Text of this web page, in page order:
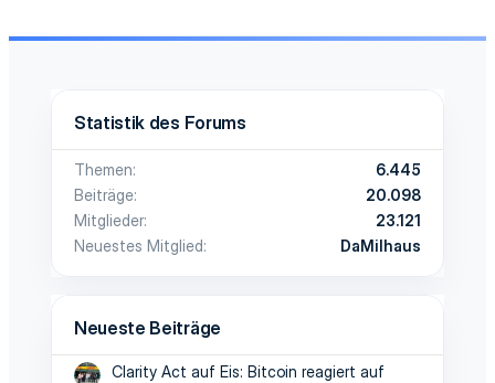
Statistik des Forums
Themen
6.445
Beiträge
20.098
Mitglieder
23.121
Neuestes Mitglied
DaMilhaus
Neueste Beiträge
Clarity Act auf Eis: Bitcoin reagiert auf